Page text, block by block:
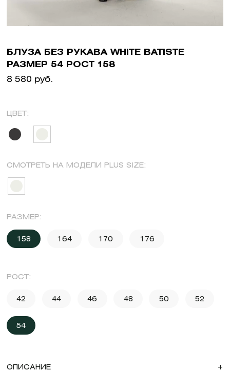
БЛУЗА БЕЗ РУКАВА WHITE BATISTE
РАЗМЕР 54 РОСТ 158
8 580 руб.
ЦВЕТ:
СМОТРЕТЬ НА МОДЕЛИ PLUS SIZE:
РАЗМЕР:
158 164 170 176
РОСТ:
42 44 46 48 50 52
54
ОПИСАНИЕ +